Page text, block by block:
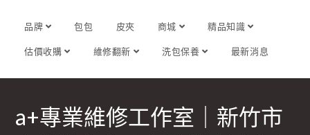
品牌 包包 皮夾 商城 精品知識
估價收購 維修翻新 洗包保養 最新消息
a+專業維修工作室｜新竹市